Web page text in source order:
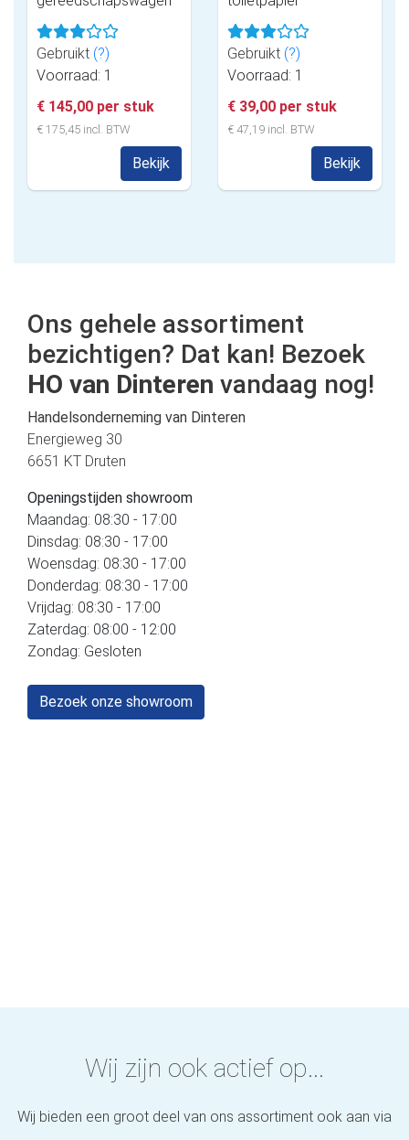
Gebruikt (?)
Voorraad: 1
€ 145,00 per stuk
€ 175,45 incl. BTW
Bekijk
Gebruikt (?)
Voorraad: 1
€ 39,00 per stuk
€ 47,19 incl. BTW
Bekijk
Ons gehele assortiment
bezichtigen? Dat kan! Bezoek
HO van Dinteren vandaag nog!
Handelsonderneming van Dinteren
Energieweg 30
6651 KT Druten
Openingstijden showroom
Maandag: 08:30 - 17:00
Dinsdag: 08:30 - 17:00
Woensdag: 08:30 - 17:00
Donderdag: 08:30 - 17:00
Vrijdag: 08:30 - 17:00
Zaterdag: 08:00 - 12:00
Zondag: Gesloten
Bezoek onze showroom
Wij zijn ook actief op...
Wij bieden een groot deel van ons assortiment ook aan via